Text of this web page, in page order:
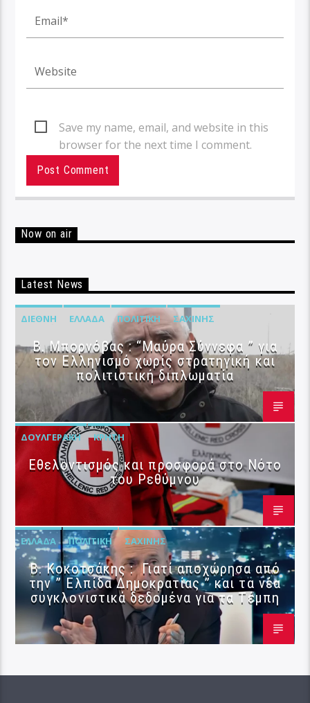
Save my name, email, and website in this
browser for the next time I comment.
Now on air
Latest News
ΔΙΕΘΝΉ ΕΛΛΆΔΑ ΠΟΛΙΤΙΚΉ ΣΑΧΊΝΗΣ
B. Μπορνόβας : “Μαύρα Σύννεφα ” για
τον Ελληνισμό χωρίς στρατηγική και
πολιτιστική διπλωματία
ΔΟΥΛΓΕΡΆΚΗ ΚΡΉΤΗ
Εθελοντισμός και προσφορά στο Νότο
του Ρεθύμνου
ΕΛΛΆΔΑ ΠΟΛΙΤΙΚΉ ΣΑΧΊΝΗΣ
Β. Κοκοτσάκης : Γιατί αποχώρησα από
την ” Ελπίδα Δημοκρατίας ” και τα νέα
συγκλονιστικά δεδομένα για τα Τέμπη